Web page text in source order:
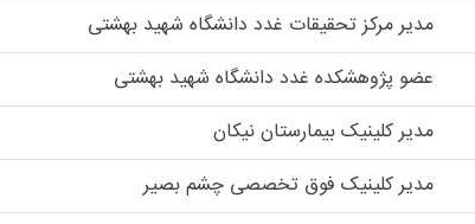
مدیر مرکز تحقیقات غدد دانشگاه شهید بهشتی
عضو پژوهشکده غدد دانشگاه شهید بهشتی
مدیر کلینیک بیمارستان نیکان
مدیر کلینیک فوق تخصصی چشم بصیر